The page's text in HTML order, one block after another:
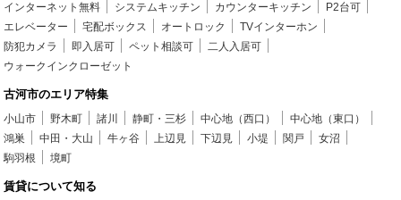
インターネット無料
システムキッチン カウンターキッチン
P2台可
エレベーター
宅配ボックス オートロック
TVインターホン
防犯カメラ
即入居可 ペット相談可
二人入居可
ウォークインクローゼット
古河市のエリア特集
小山市 野木町 諸川 静町・三杉 中心地（西口）
中心地（東口）
鴻巣
中田・大山 牛ヶ谷 上辺見 下辺見 小堤 関戸
女沼
駒羽根
境町
賃貸について知る